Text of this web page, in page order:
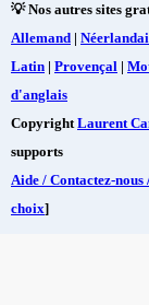
💡 Nos autres sites
Allemand |
Latin | Provençal |
d'anglais
CopyrightLaurent
supports
Aide / Contactez-
choix]